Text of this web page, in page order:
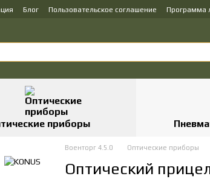
Блог Пользовательское соглашение Программа
приборы
Военторг 4.5.0 Оптические приборы
Оптический